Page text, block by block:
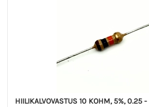
HIILIKALVOVASTUS 10 KOHM, 5%, 0.25